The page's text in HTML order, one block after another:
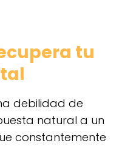
tu
debilidad de
natural a un
constantemente